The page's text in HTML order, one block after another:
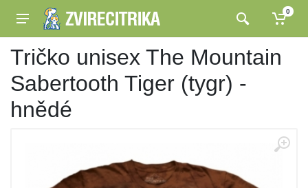
0
Tričko unisex The Mountain
Sabertooth Tiger (tygr) -
hnědé